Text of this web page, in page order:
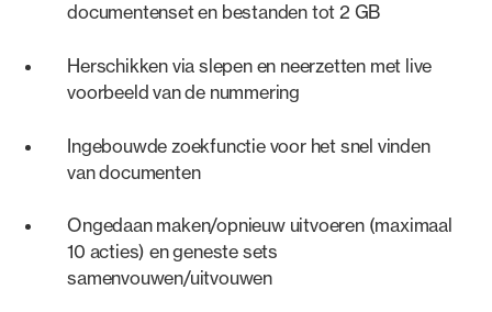
documentenset en bestanden tot 2 GB
Herschikken via slepen en neerzetten met live
voorbeeld van de nummering
Ingebouwde zoekfunctie voor het snel vinden
van documenten
Ongedaan maken/opnieuw uitvoeren (maximaal
10 acties) en geneste sets
samenvouwen/uitvouwen